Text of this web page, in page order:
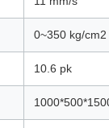
0~350 kg/cm2
10.6 pk